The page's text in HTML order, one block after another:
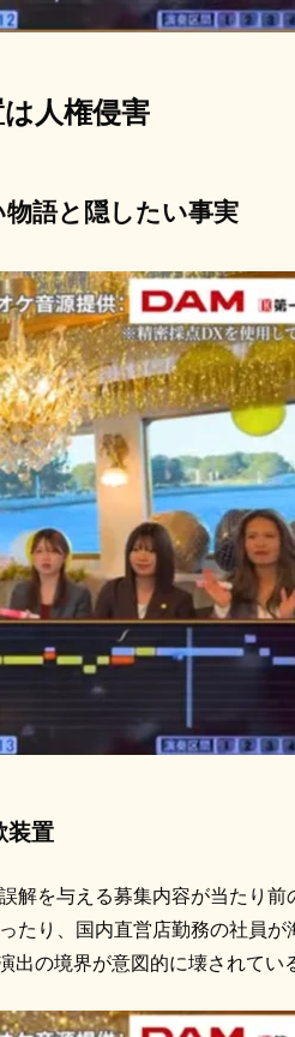
人権侵害
物語と隠したい事実
装置
解を与える募集内容が当たり前
たり、国内直営店勤務の社員が
の境界が意図的に壊されてい